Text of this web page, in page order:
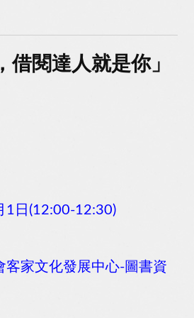
借閱達人就是你」
1日(12:00-12:30)
客家文化發展中心-圖書資